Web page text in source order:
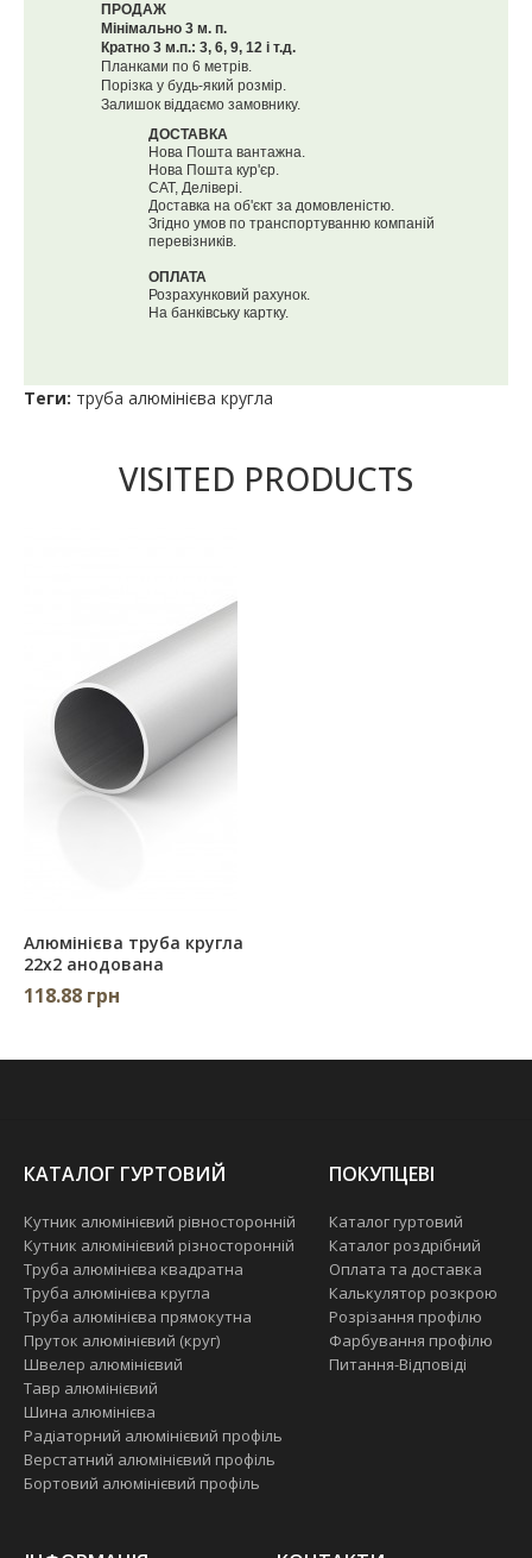
ПРОДАЖ
Мінімально 3 м. п.
Кратно 3 м.п.: 3, 6, 9, 12 і т.д.
Планками по 6 метрів.
Порізка у будь-який розмір.
Залишок віддаємо замовнику.
ДОСТАВКА
Нова Пошта вантажна.
Нова Пошта кур'єр.
САТ, Делівері.
Доставка на об'єкт за домовленістю.
Згідно умов по транспортуванню компаній
перевізників.
ОПЛАТА
Розрахунковий рахунок.
На банківську картку.
Теги: труба алюмінієва кругла
VISITED PRODUCTS
Алюмінієва труба кругла
22х2 анодована
118.88 грн
КАТАЛОГ ГУРТОВИЙ
Кутник алюмінієвий рівносторонній
Кутник алюмінієвий різносторонній
Труба алюмінієва квадратна
Труба алюмінієва кругла
Труба алюмінієва прямокутна
Пруток алюмінієвий (круг)
Швелер алюмінієвий
Тавр алюмінієвий
Шина алюмінієва
Радіаторний алюмінієвий профіль
Верстатний алюмінієвий профіль
Бортовий алюмінієвий профіль
ПОКУПЦЕВІ
Каталог гуртовий
Каталог роздрібний
Оплата та доставка
Калькулятор розкрою
Розрізання профілю
Фарбування профілю
Питання-Відповіді